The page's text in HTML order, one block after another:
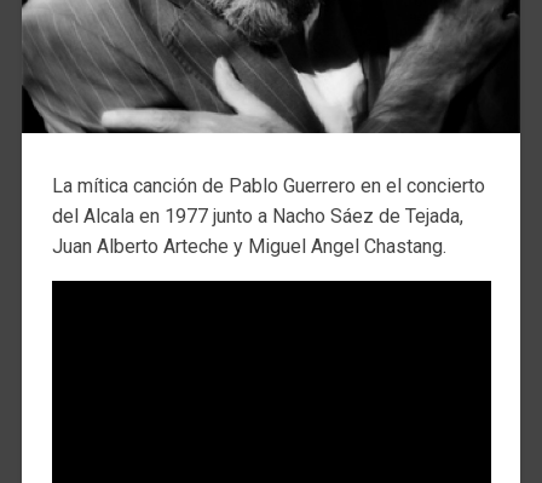
La mítica canción de Pablo Guerrero en el concierto
del Alcala en 1977 junto a Nacho Sáez de Tejada,
Juan Alberto Arteche y Miguel Angel Chastang.